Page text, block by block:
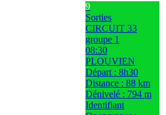
9
Sorties
CIRCUIT 33
groupe 1
08:30
PLOUVIEN
Départ : 8h30
Distance : 88 km
Dénivelé : 794 m
Identifiant